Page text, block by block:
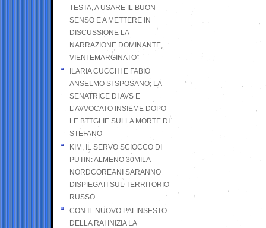
TESTA, A USARE IL BUON
SENSO E A METTERE IN
DISCUSSIONE LA
NARRAZIONE DOMINANTE,
VIENI EMARGINATO”
ILARIA CUCCHI E FABIO
ANSELMO SI SPOSANO; LA
SENATRICE DI AVS E
L’AVVOCATO INSIEME DOPO
LE BTTGLIE SULLA MORTE DI
STEFANO
KIM, IL SERVO SCIOCCO DI
PUTIN: ALMENO 30MILA
NORDCOREANI SARANNO
DISPIEGATI SUL TERRITORIO
RUSSO
CON IL NUOVO PALINSESTO
DELLA RAI INIZIA LA